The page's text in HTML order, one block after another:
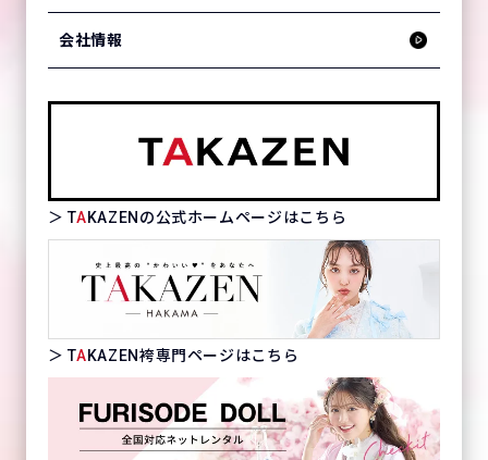
会社情報
＞ TAKAZENの公式ホームページはこちら
＞ TAKAZEN袴専門ページはこちら